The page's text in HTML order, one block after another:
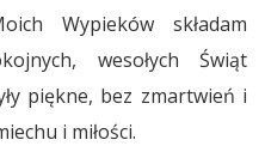
Wypieków składam
wesołych Świąt
piękne, bez zmartwień i
i miłości.